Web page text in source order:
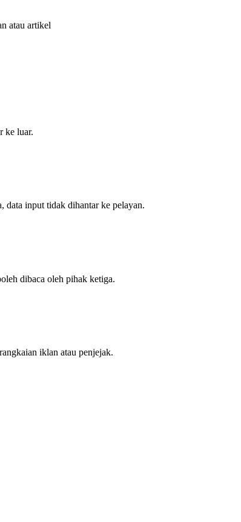
atau artikel
ke luar.
data input tidak dihantar ke pelayan.
dibaca oleh pihak ketiga.
iklan atau penjejak.